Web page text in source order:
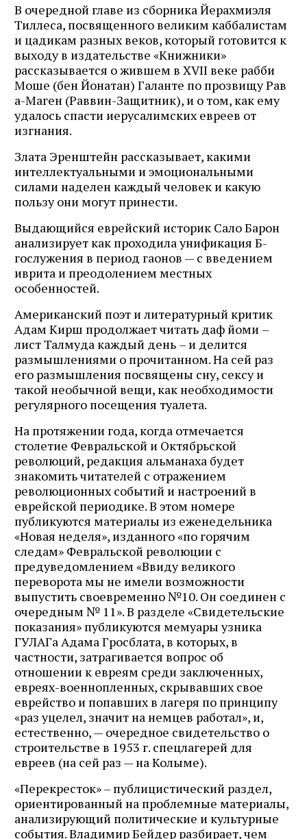
В очередной главе из сборника Йерахмиэля
Тиллеса, посвященного великим каббалистам
и цадикам разных веков, который готовится к
выходу в издательстве «Книжники»
рассказывается о жившем в XVII веке рабби
Моше (бен Йонатан) Галанте по прозвищу Рав
а-Маген (Раввин-Защитник), и о том, как ему
удалось спасти иерусалимских евреев от
изгнания.
Злата Эренштейн рассказывает, какими
интеллектуальными и эмоциональными
силами наделен каждый человек и какую
пользу они могут принести.
Выдающийся еврейский историк Сало Барон
анализирует как проходила унификация Б-
гослужения в период гаонов — с введением
иврита и преодолением местных
особенностей.
Американский поэт и литературный критик
Адам Кирш продолжает читать даф йоми –
лист Талмуда каждый день – и делится
размышлениями о прочитанном. На сей раз
его размышления посвящены сну, сексу и
такой необычной вещи, как необходимости
регулярного посещения туалета.
На протяжении года, когда отмечается
столетие Февральской и Октябрьской
революций, редакция альманаха будет
знакомить читателей с отражением
революционных событий и настроений в
еврейской периодике. В этом номере
публикуются материалы из еженедельника
«Новая неделя», изданного «по горячим
следам» Февральской революции с
предуведомлением «Ввиду великого
переворота мы не имели возможности
выпустить своевременно №10. Он соединен с
очередным № 11». В разделе «Свидетельские
показания» публикуются мемуары узника
ГУЛАГа Адама Гросблата, в которых, в
частности, затрагивается вопрос об
отношении к евреям среди заключенных,
евреях-военнопленных, скрывавших свое
еврейство и попавших в лагеря по принципу
«раз уцелел, значит на немцев работал», и,
естественно, — очередное свидетельство о
строительстве в 1953 г. спецлагерей для
евреев (на сей раз — на Колыме).
«Перекресток» – публицистический раздел,
ориентированный на проблемные материалы,
анализирующий политические и культурные
события. Владимир Бейдер разбирает, чем